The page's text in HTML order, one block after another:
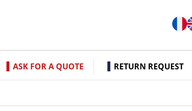
ASK FOR A QUOTE RETURN REQUEST